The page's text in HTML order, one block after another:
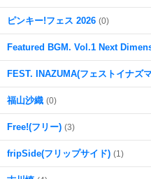
ピンキー!フェス 2026 (0)
Featured BGM. Vol.1 Next
FEST. INAZUMA(フェストイナズ
福山沙織 (0)
Free!(フリー) (3)
fripSide(フリップサイド) (1)